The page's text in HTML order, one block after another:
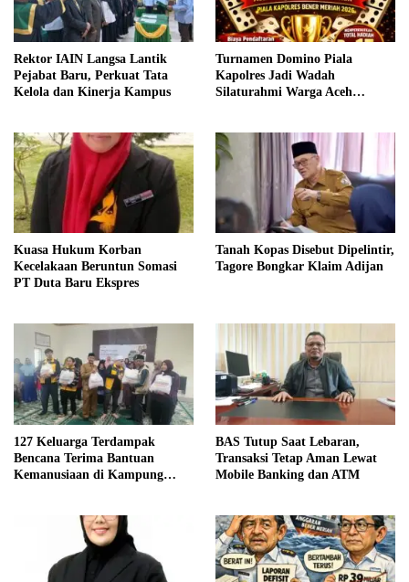
Rektor IAIN Langsa Lantik
Pejabat Baru, Perkuat Tata
Kelola dan Kinerja Kampus
Turnamen Domino Piala
Kapolres Jadi Wadah
Silaturahmi Warga Aceh
Kuasa Hukum Korban
Kecelakaan Beruntun Somasi
PT Duta Baru Ekspres
Tanah Kopas Disebut Dipelintir,
Tagore Bongkar Klaim Adijan
127 Keluarga Terdampak
Bencana Terima Bantuan
Kemanusiaan di Kampung
BAS Tutup Saat Lebaran,
Transaksi Tetap Aman Lewat
Mobile Banking dan ATM